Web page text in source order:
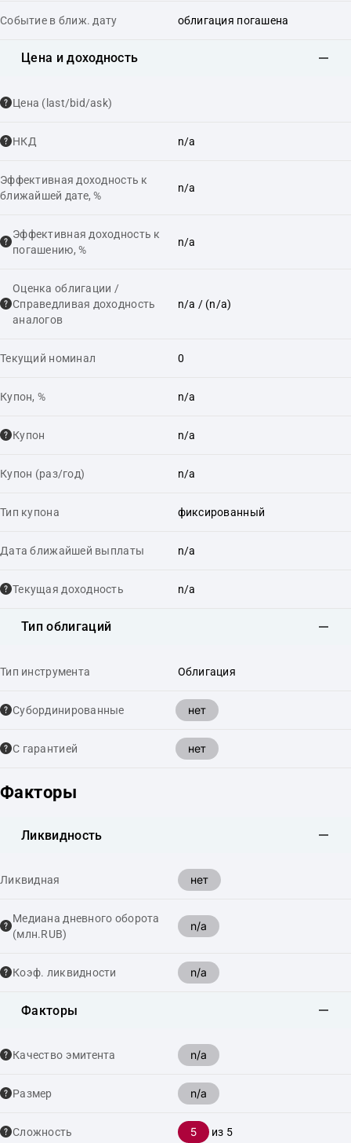
Событие в ближ. дату облигация погашена
Цена и доходность
Цена (last/bid/ask)
НКД n/a
Эффективная доходность к
ближайшей дате, %
n/a
Эффективная доходность к
погашению, %
n/a
Оценка облигации /
Справедливая доходность
аналогов
n/a / (n/a)
Текущий номинал 0
Купон, % n/a
Купон n/a
Купон (раз/год) n/a
Тип купона фиксированный
Дата ближайшей выплаты n/a
Текущая доходность n/a
Тип облигаций
Тип инструмента Облигация
Cубординированные нет
С гарантией нет
Факторы
Ликвидность
Ликвидная нет
Медиана дневного оборота
(млн.RUB)
n/a
Коэф. ликвидности n/a
Факторы
Качество эмитента n/a
Размер n/a
Сложность 5 из 5